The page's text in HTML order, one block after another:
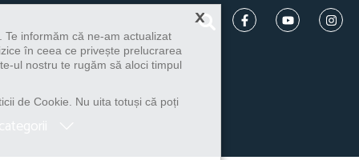
×
informăm că ne-am actualizat
în ceea ce privește prelucrarea
ul nostru te rugăm să aloci timpul
de Cookie. Nu uita totuși că poți